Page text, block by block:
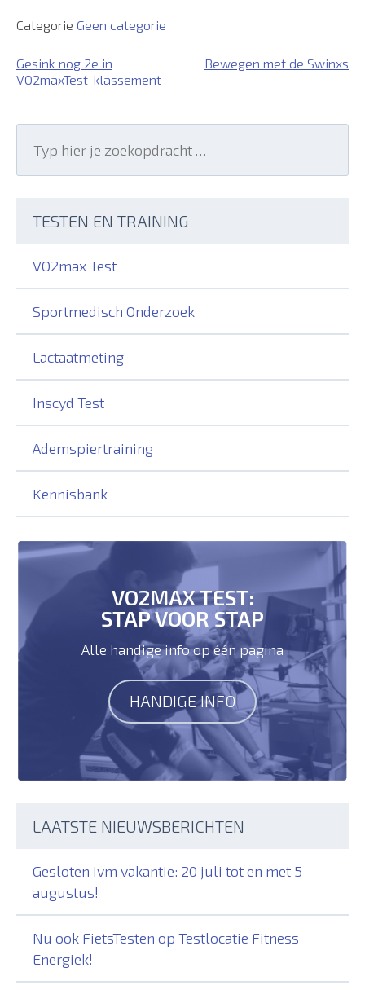
Categorie Geen categorie
Bericht
navigatie
Gesink nog 2e in
VO2maxTest-klassement
Bewegen met de Swinxs
for:
Search
TESTEN EN TRAINING
VO2max Test
Sportmedisch Onderzoek
Lactaatmeting
Inscyd Test
Ademspiertraining
Kennisbank
VO2MAX TEST:
STAP VOOR STAP
Alle handige info op één pagina
HANDIGE INFO
LAATSTE NIEUWSBERICHTEN
Gesloten ivm vakantie: 20 juli tot en met 5
augustus!
Nu ook FietsTesten op Testlocatie Fitness
Energiek!